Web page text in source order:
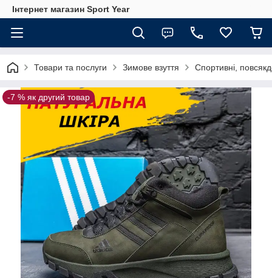
Інтернет магазин Sport Year
Товари та послуги Зимове взуття Спортивні,
-7 % як другий товар